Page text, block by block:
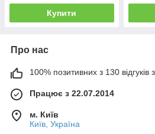
Купити
Про нас
100% позитивних з 130 відгуків
Працює з 22.07.2014
м. Київ
Київ, Україна